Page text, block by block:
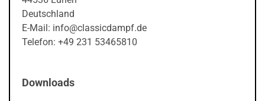
Deutschland
E-Mail: info@classicdampf.de
Telefon: +49 231 53465810
Downloads